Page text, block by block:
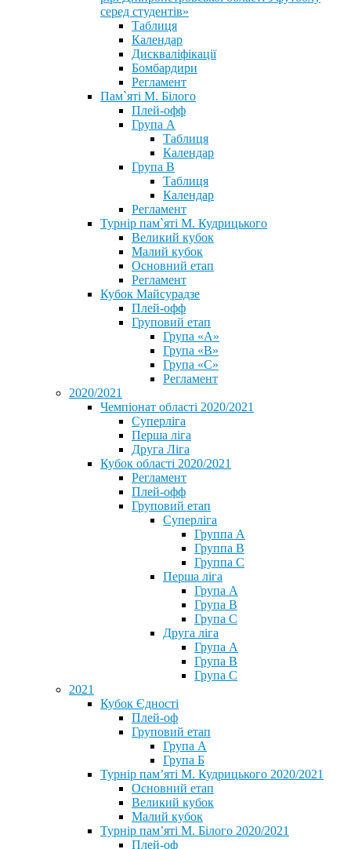
серед студентів»
Таблиця
Календар
Дискваліфікації
Бомбардири
Регламент
Пам`яті М. Білого
Плей-офф
Група А
Таблиця
Календар
Група В
Таблиця
Календар
Регламент
Турнір пам`яті М. Кудрицького
Великий кубок
Малий кубок
Основний етап
Регламент
Кубок Майсурадзе
Плей-офф
Груповий етап
Група «А»
Група «B»
Група «C»
Регламент
2020/2021
Чемпіонат області 2020/2021
Суперліга
Перша ліга
Друга Ліга
Кубок області 2020/2021
Регламент
Плей-офф
Груповий етап
Суперліга
Группа A
Группа B
Группа C
Перша ліга
Група A
Група B
Група C
Друга ліга
Група A
Група B
Група C
2021
Кубок Єдності
Плей-оф
Груповий етап
Група А
Група Б
Турнір пам’яті М. Кудрицького 2020/2021
Основний етап
Великий кубок
Малий кубок
Турнір пам’яті М. Білого 2020/2021
Плей-оф